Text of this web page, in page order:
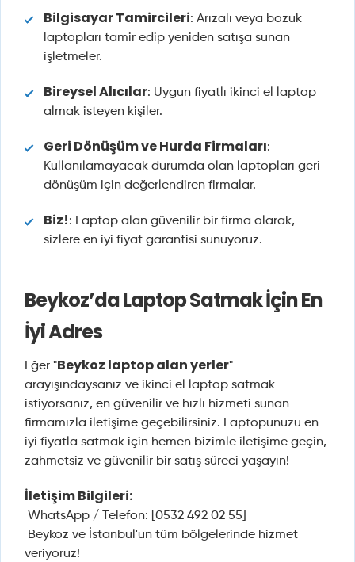
Bilgisayar Tamircileri: Arızalı veya bozuk
laptopları tamir edip yeniden satışa sunan
işletmeler.
Bireysel Alıcılar: Uygun fiyatlı ikinci el laptop
almak isteyen kişiler.
Geri Dönüşüm ve Hurda Firmaları:
Kullanılamayacak durumda olan laptopları geri
dönüşüm için değerlendiren firmalar.
Biz!: Laptop alan güvenilir bir firma olarak,
sizlere en iyi fiyat garantisi sunuyoruz.
Beykoz’da Laptop Satmak İçin En
İyi Adres
Eğer "Beykoz laptop alan yerler"
arayışındaysanız ve ikinci el laptop satmak
istiyorsanız, en güvenilir ve hızlı hizmeti sunan
firmamızla iletişime geçebilirsiniz. Laptopunuzu en
iyi fiyatla satmak için hemen bizimle iletişime geçin,
zahmetsiz ve güvenilir bir satış süreci yaşayın!
İletişim Bilgileri:
WhatsApp / Telefon: [0532 492 02 55]
Beykoz ve İstanbul'un tüm bölgelerinde hizmet
veriyoruz!